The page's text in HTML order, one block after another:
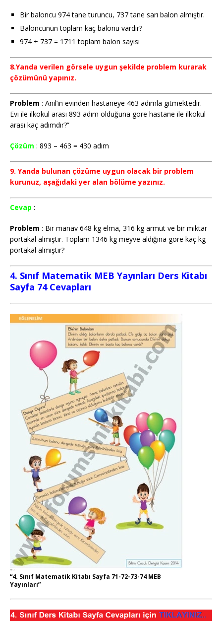
Bir baloncu 974 tane turuncu, 737 tane sarı balon almıştır.
Baloncunun toplam kaç balonu vardır?
974 + 737 = 1711 toplam balon sayısı
8.Yanda verilen görsele uygun şekilde problem kurarak
çözümünü yapınız.
Problem : Anıl’ın evinden hastaneye 463 adımla gitmektedir.
Evi ile ilkokul arası 893 adım olduğuna göre hastane ile ilkokul
arası kaç adımdır?”
Çözüm : 893 – 463 = 430 adım
9. Yanda bulunan çözüme uygun olacak bir problem
kurunuz, aşağıdaki yer alan bölüme yazınız.
Cevap :
Problem : Bir manav 648 kg elma, 316 kg armut ve bir miktar
portakal almıştır. Toplam 1346 kg meyve aldığına göre kaç kg
portakal almıştır?
4. Sınıf Matematik MEB Yayınları Ders Kitabı
Sayfa 74 Cevapları
“4. Sınıf Matematik Kitabı Sayfa 71-72-73-74 MEB
Yayınları”